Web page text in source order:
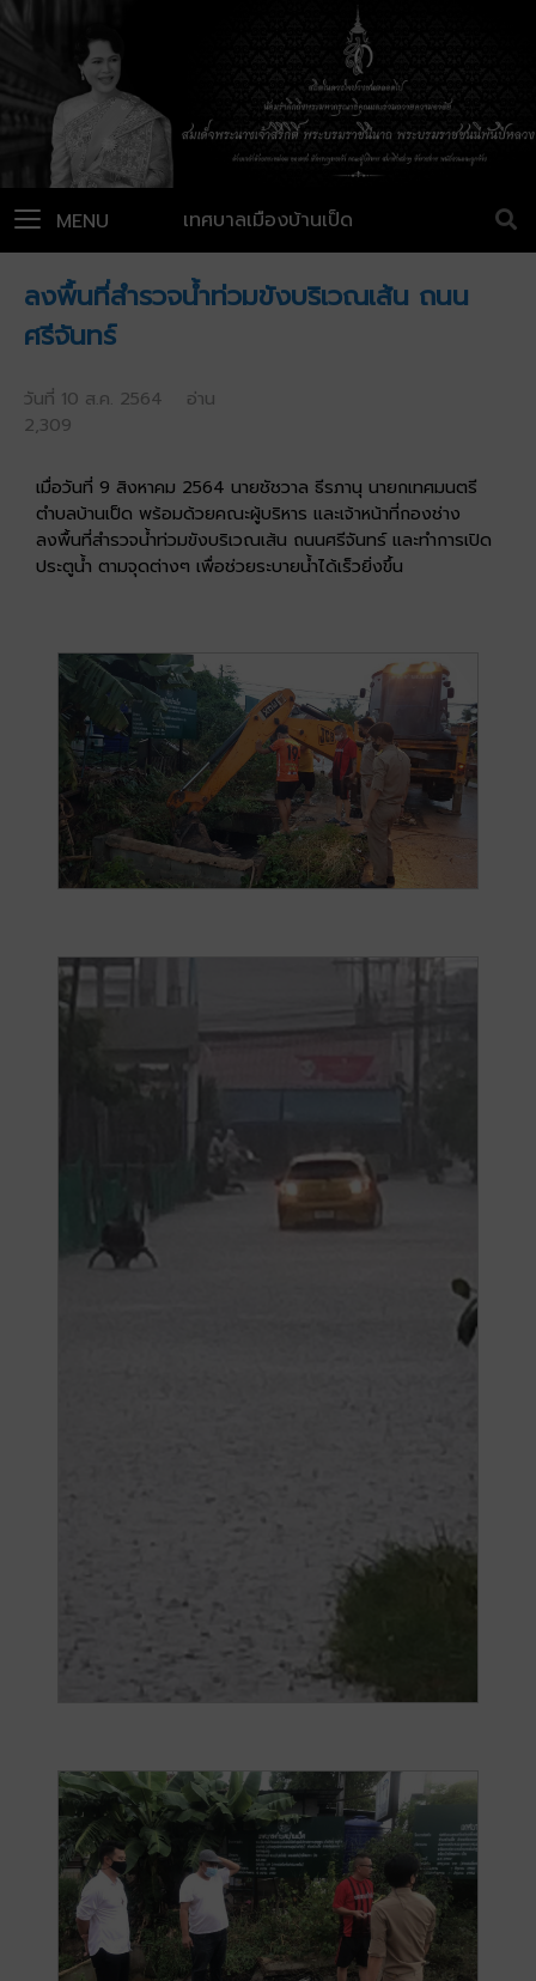
เทศบาลเมืองบ้านเป็ด
MENU
ลงพื้นที่สำรวจน้ำท่วมขังบริเวณเส้น ถนน
ศรีจันทร์
วันที่ 10 ส.ค. 2564 อ่าน
2,309
เมื่อวันที่ 9 สิงหาคม 2564 นายชัชวาล ธีรภานุ นายกเทศมนตรี
ตำบลบ้านเป็ด พร้อมด้วยคณะผู้บริหาร และเจ้าหน้าที่กองช่าง
ลงพื้นที่สำรวจน้ำท่วมขังบริเวณเส้น ถนนศรีจันทร์ และทำการเปิด
ประตูน้ำ ตามจุดต่างๆ เพื่อช่วยระบายน้ำได้เร็วยิ่งขึ้น